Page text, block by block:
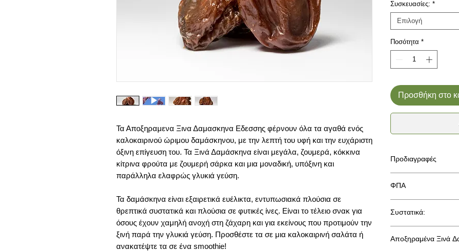
Τα Αποξηραμενα Ξινα Δαμασκηνα Εδεσσης φέρνουν όλα τα αγαθά ενός
καλοκαιρινού ώριμου δαμάσκηνου, με την λεπτή του υφή και την ευχάριστη
όξινη επίγευση του. Τα Ξινά Δαμάσκηνα είναι μεγάλα, ζουμερά, κόκκινα
κίτρινα φρούτα με ζουμερή σάρκα και μια μοναδική, υπόξινη και
παράλληλα ελαφρώς γλυκιά γεύση.
Τα δαμάσκηνα είναι εξαιρετικά ευέλικτα, εντυπωσιακά πλούσια σε
θρεπτικά συστατικά και πλούσια σε φυτικές ίνες. Είναι το τέλειο σνακ για
όσους έχουν χαμηλή ανοχή στη ζάχαρη και για εκείνους που προτιμούν την
ξινή παρά την γλυκιά γεύση. Προσθέστε τα σε μια καλοκαιρινή σαλάτα ή
ανακατέψτε τα σε ένα smoothie!
Συσκευασίες: *
Επιλογή
Ποσότητα *
Προσθήκη στο
Προδιαγραφές
Προέλευση:
Συσκευασίες: Χωρίς
Διατηρησιμότητα: 2
ΦΠΑ
Συστατικά:
<1000 ppm,
Αποξηραμένα Ξινά